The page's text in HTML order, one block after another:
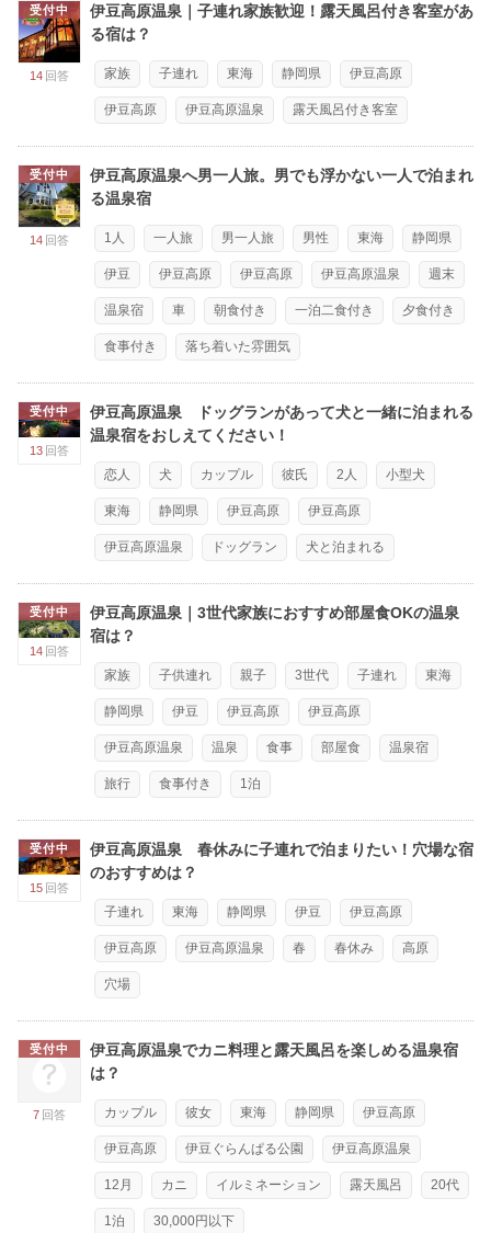
受付中
14 回答
伊豆高原温泉｜子連れ家族歓迎！露天風呂付き客室があ
る宿は？
家族 子連れ 東海 静岡県 伊豆高原
伊豆高原 伊豆高原温泉 露天風呂付き客室
受付中
14 回答
伊豆高原温泉へ男一人旅。男でも浮かない一人で泊まれ
る温泉宿
1人 一人旅 男一人旅 男性 東海 静岡県
伊豆 伊豆高原 伊豆高原 伊豆高原温泉 週末
温泉宿 車 朝食付き 一泊二食付き 夕食付き
食事付き 落ち着いた雰囲気
受付中
13 回答
伊豆高原温泉 ドッグランがあって犬と一緒に泊まれる
温泉宿をおしえてください！
恋人 犬 カップル 彼氏 2人 小型犬
東海 静岡県 伊豆高原 伊豆高原
伊豆高原温泉 ドッグラン 犬と泊まれる
受付中
14 回答
伊豆高原温泉｜3世代家族におすすめ部屋食OKの温泉
宿は？
家族 子供連れ 親子 3世代 子連れ 東海
静岡県 伊豆 伊豆高原 伊豆高原
伊豆高原温泉 温泉 食事 部屋食 温泉宿
旅行 食事付き 1泊
受付中
15 回答
伊豆高原温泉 春休みに子連れで泊まりたい！穴場な宿
のおすすめは？
子連れ 東海 静岡県 伊豆 伊豆高原
伊豆高原 伊豆高原温泉 春 春休み 高原
穴場
受付中
7 回答
伊豆高原温泉でカニ料理と露天風呂を楽しめる温泉宿
は？
カップル 彼女 東海 静岡県 伊豆高原
伊豆高原 伊豆ぐらんぱる公園 伊豆高原温泉
12月 カニ イルミネーション 露天風呂 20代
1泊 30,000円以下